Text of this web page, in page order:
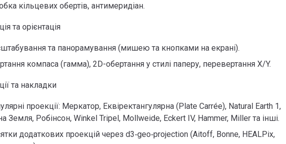
кільцевих обертів, антимеридіан.
та орієнтація
та панорамування (мишею та кнопками на екрані).
компаса (гамма), 2D-обертання у стилі паперу, перевертання X/Y.
та накладки
проекції: Меркатор, Еквіректангулярна (Plate Carrée), Natural Earth 1,
Земля, Робінсон, Winkel Tripel, Mollweide, Eckert IV, Hammer, Miller та інші.
додаткових проекцій через d3‑geo‑projection (Aitoff, Bonne, HEALPix,